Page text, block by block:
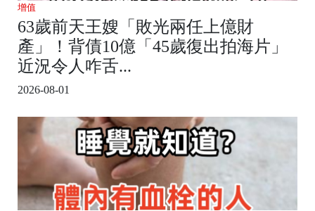
增值
63歲前天王嫂「敗光兩任上億財
產」！背債10億「45歲復出拍海片」
近況令人咋舌...
2026-08-01